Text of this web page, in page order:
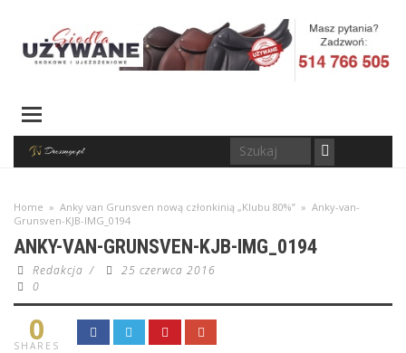
Home » Anky van Grunsven nową członkinią „Klubu 80%” » Anky-van-
Grunsven-KJB-IMG_0194
ANKY-VAN-GRUNSVEN-KJB-IMG_0194
Redakcja /
25 czerwca 2016
0
0
SHARES